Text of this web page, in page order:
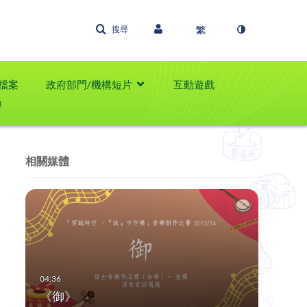
搜尋
案 政府部門/機構短片
互動遊戲
相關媒體
《御》